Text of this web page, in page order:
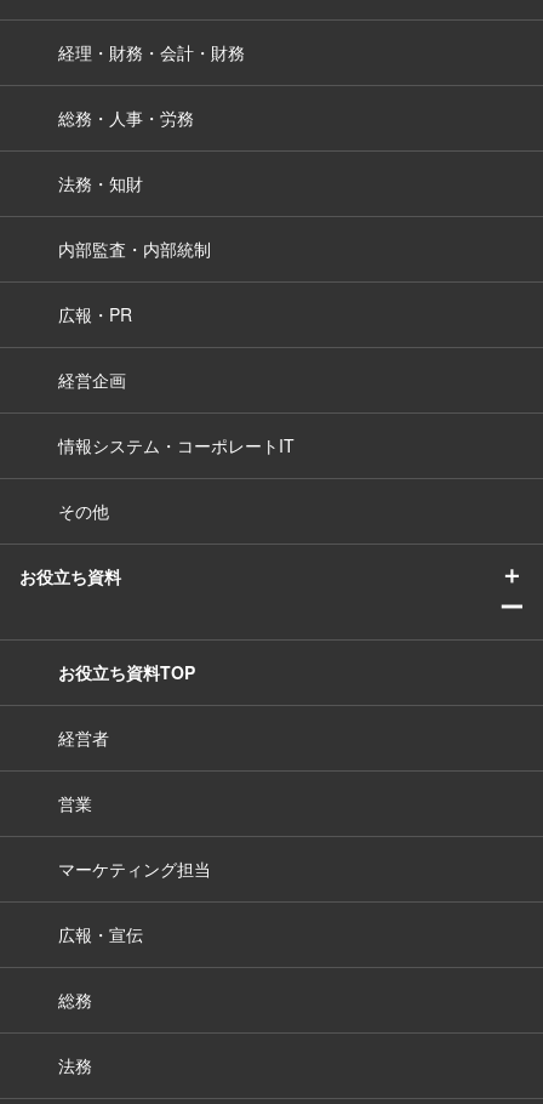
経理・財務・会計・財務
総務・人事・労務
法務・知財
内部監査・内部統制
広報・PR
経営企画
情報システム・コーポレートIT
その他
お役立ち資料
＋
ー
お役立ち資料TOP
経営者
営業
マーケティング担当
広報・宣伝
総務
法務